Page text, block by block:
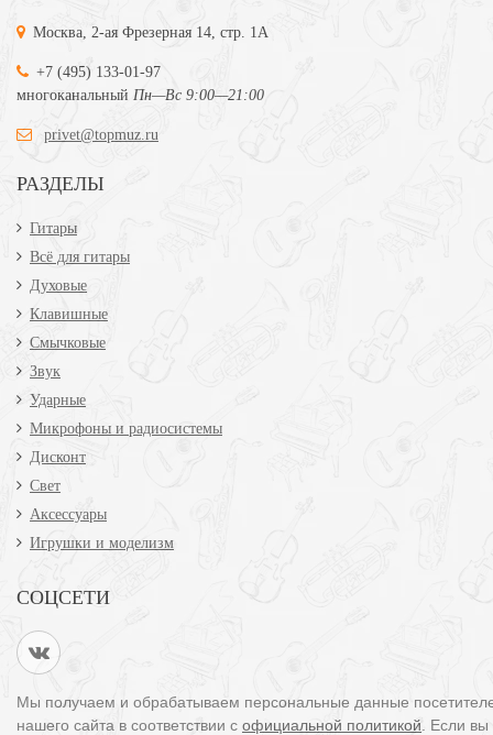
Москва, 2-ая Фрезерная 14, стр. 1А
+7 (495) 133-01-97
многоканальный Пн—Вс 9:00—21:00
privet@topmuz.ru
РАЗДЕЛЫ
Гитары
Всё для гитары
Духовые
Клавишные
Смычковые
Звук
Ударные
Микрофоны и радиосистемы
Дисконт
Свет
Аксессуары
Игрушки и моделизм
СОЦСЕТИ
Мы получаем и обрабатываем персональные данные
нашего сайта в соответствии с официальной политикой . Если